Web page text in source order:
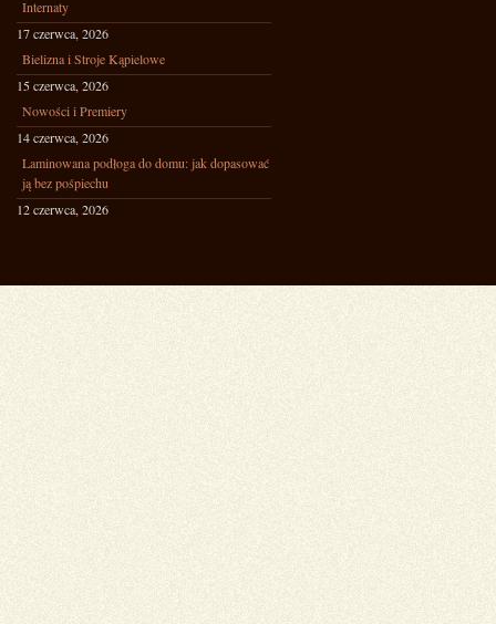
Internaty
17 czerwca, 2026
Bielizna i Stroje Kąpielowe
15 czerwca, 2026
Nowości i Premiery
14 czerwca, 2026
Laminowana podłoga do domu: jak dopasować
ją bez pośpiechu
12 czerwca, 2026